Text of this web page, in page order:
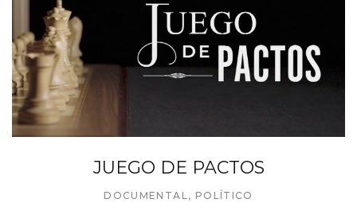
JUEGO DE PACTOS
DOCUMENTAL, POLÍTICO